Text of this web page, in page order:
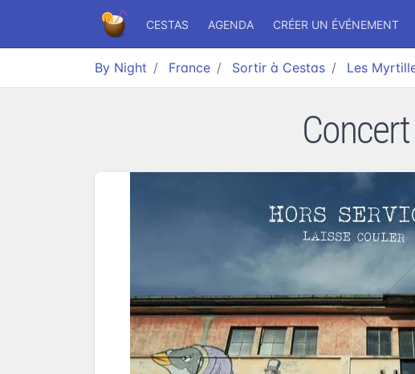
CESTAS AGENDA CRÉER UN ÉVÉNEMENT
By Night France Sortir à Cestas Les